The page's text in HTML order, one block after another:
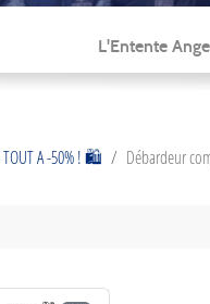
L'Entente
- TOUT A -50% ! 🛍️ Débardeur